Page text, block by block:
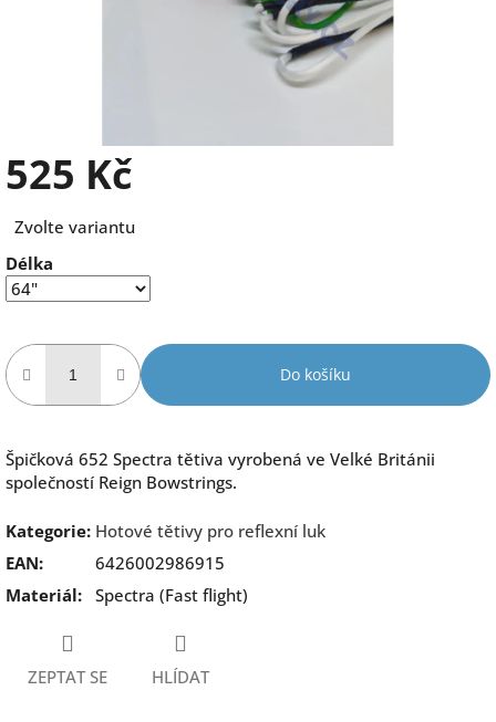
525 Kč
cena:
Zvolte variantu
Délka
Do košíku
Špičková 652 Spectra tětiva vyrobená ve Velké Británii
společností Reign Bowstrings.
Kategorie: Hotové tětivy pro reflexní luk
EAN:
6426002986915
Materiál: Spectra (Fast flight)
ZEPTAT SE HLÍDAT